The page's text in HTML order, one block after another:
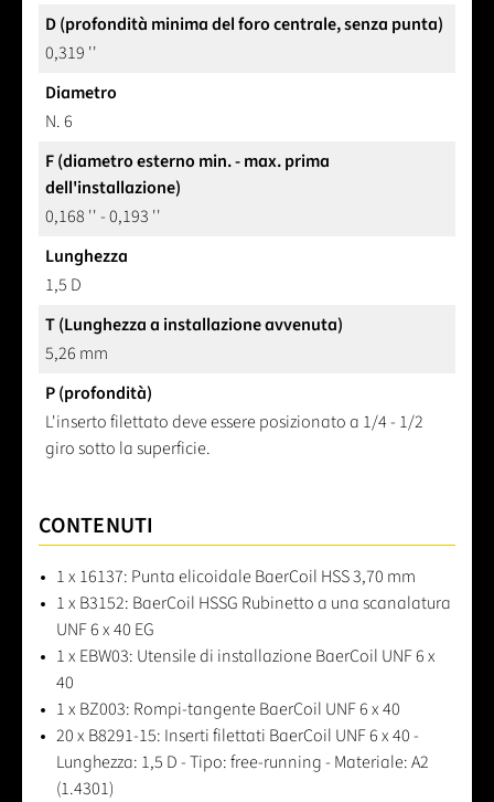
D (profondità minima del foro centrale, senza punta)
0,319 ''
Diametro
N. 6
F (diametro esterno min. - max. prima
dell'installazione)
0,168 '' - 0,193 ''
Lunghezza
1,5 D
T (Lunghezza a installazione avvenuta)
5,26 mm
P (profondità)
L'inserto filettato deve essere posizionato a 1/4 - 1/2
giro sotto la superficie.
CONTENUTI
1 x 16137: Punta elicoidale BaerCoil HSS 3,70 mm
1 x B3152: BaerCoil HSSG Rubinetto a una scanalatura
UNF 6 x 40 EG
1 x EBW03: Utensile di installazione BaerCoil UNF 6 x
40
1 x BZ003: Rompi-tangente BaerCoil UNF 6 x 40
20 x B8291-15: Inserti filettati BaerCoil UNF 6 x 40 -
Lunghezza: 1,5 D - Tipo: free-running - Materiale: A2
(1.4301)